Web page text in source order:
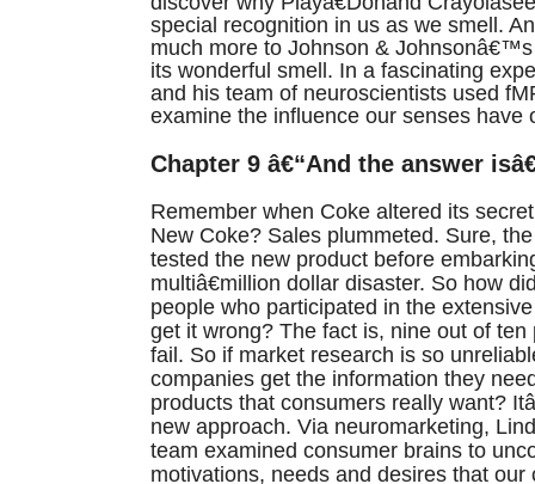
special recognition in us as we smell.
much more to Johnson &
its wonderful smell. In a fascinating
and his team of neuroscientists used
examine the influence our senses have
Chapter 9 â€“And the answer
Remember when Coke altered its
New Coke? Sales plummeted. Sure,
tested the new product before
multiâ€million dollar disaster. So how
people who participated in the
get it wrong? The fact is, nine out of ten
fail. So if market research is so
companies get the information they
products that consumers really want?
new approach. Via neuromarketing,
team examined consumer brains to
motivations, needs and desires that our